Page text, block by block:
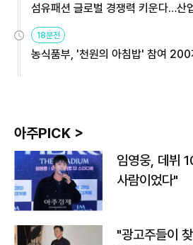
섬유패션 글로벌 경쟁력 키운다…산
18분전
농식품부, '천원의 아침밥' 참여 200
아주PICK >
임영웅, 데뷔
사람이었다"
"광고주들이